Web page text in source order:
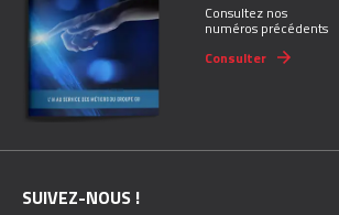
Consultez nos
numéros précédents
Consulter
SUIVEZ-NOUS !